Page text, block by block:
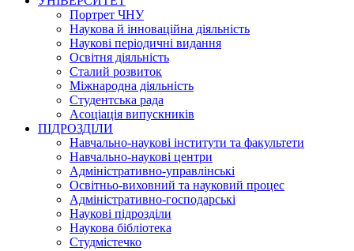
Портрет ЧНУ
Наукова й інноваційна діяльність
Наукові періодичні видання
Освітня діяльність
Сталий розвиток
Міжнародна діяльність
Студентська рада
Асоціація випускників
ПІДРОЗДІЛИ
Навчально-наукові інститути та факультети
Навчально-наукові центри
Адміністративно-управлінські
Освітньо-виховний та науковий процес
Адміністративно-господарські
Наукові підрозділи
Наукова бібліотека
Студмістечко